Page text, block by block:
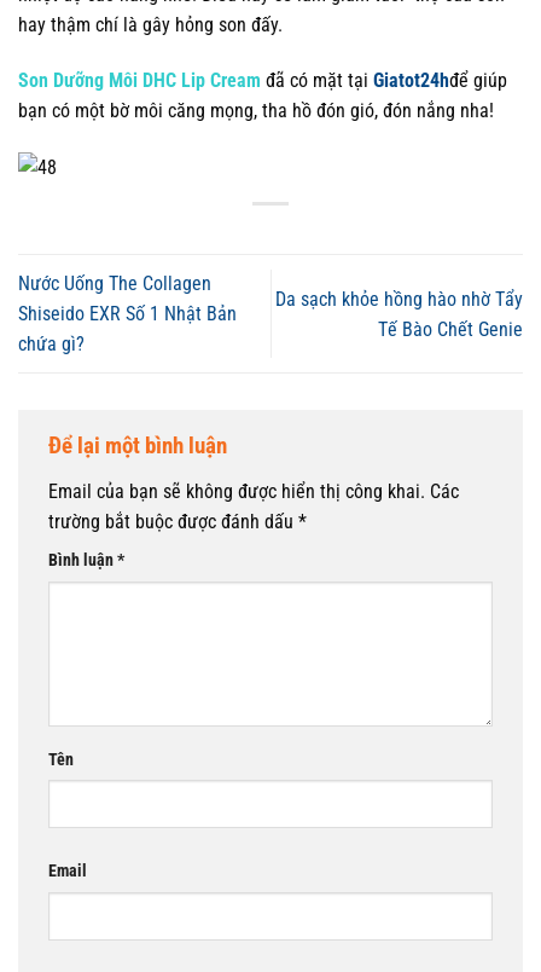
hay thậm chí là gây hỏng son đấy.
Son Dưỡng Môi DHC Lip Cream đã có mặt tại Giatot24hđể giúp
bạn có một bờ môi căng mọng, tha hồ đón gió, đón nắng nha!
Nước Uống The Collagen
Shiseido EXR Số 1 Nhật Bản
chứa gì?
Da sạch khỏe hồng hào nhờ Tẩy
Tế Bào Chết Genie
Để lại một bình luận
Email của bạn sẽ không được hiển thị công khai. Các
trường bắt buộc được đánh dấu *
Bình luận*
Tên
Email